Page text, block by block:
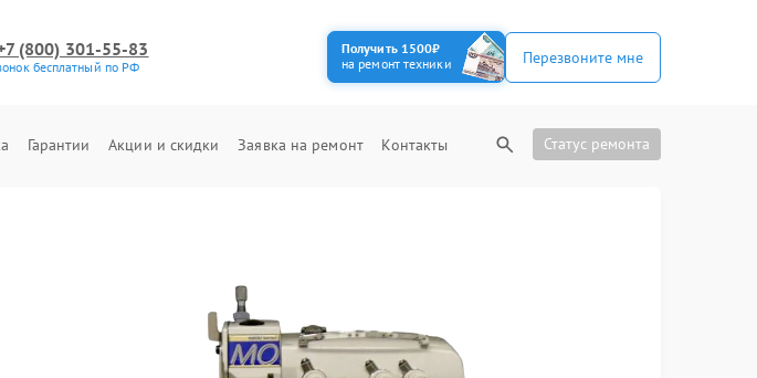
(800) 301-55-83
бесплатный по РФ
Получить 1500₽
на ремонт техники
Перезвоните мне
Гарантии Акции и скидки Заявка на ремонт Контакты Статус ремонта